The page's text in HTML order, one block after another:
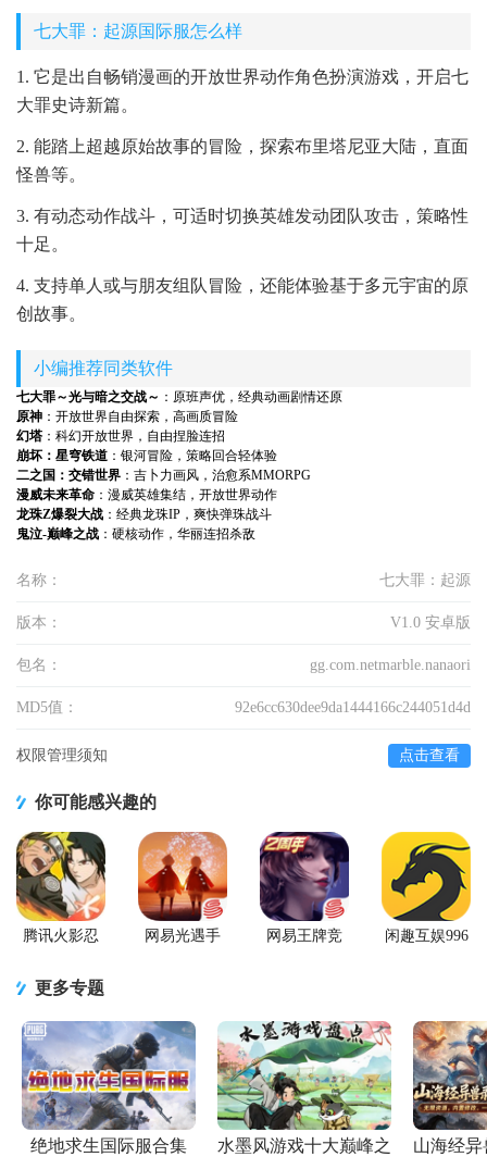
七大罪：起源国际服怎么样
1. 它是出自畅销漫画的开放世界动作角色扮演游戏，开启七
大罪史诗新篇。
2. 能踏上超越原始故事的冒险，探索布里塔尼亚大陆，直面
怪兽等。
3. 有动态动作战斗，可适时切换英雄发动团队攻击，策略性
十足。
4. 支持单人或与朋友组队冒险，还能体验基于多元宇宙的原
创故事。
小编推荐同类软件
七大罪～光与暗之交战～ ：原班声优，经典动画剧情还原
原神 ：开放世界自由探索，高画质冒险
幻塔 ：科幻开放世界，自由捏脸连招
崩坏：星穹铁道 ：银河冒险，策略回合轻体验
二之国：交错世界 ：吉卜力画风，治愈系MMORPG
漫威未来革命 ：漫威英雄集结，开放世界动作
龙珠Z爆裂大战 ：经典龙珠IP，爽快弹珠战斗
鬼泣-巅峰之战 ：硬核动作，华丽连招杀敌
名称： 七大罪：起源
版本： V1.0 安卓版
包名： gg.com.netmarble.nanaori
MD5值： 92e6cc630dee9da1444166c244051d4d
权限管理须知 点击查看
你可能感兴趣的
腾讯火影忍
网易光遇手
网易王牌竞
闲趣互娱996
更多专题
绝地求生国际服合集
水墨风游戏十大巅峰之
山海经